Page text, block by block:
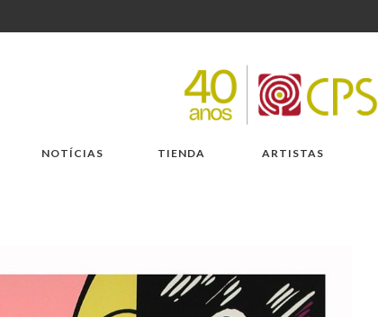
NOTÍCIAS TIENDA ARTISTAS